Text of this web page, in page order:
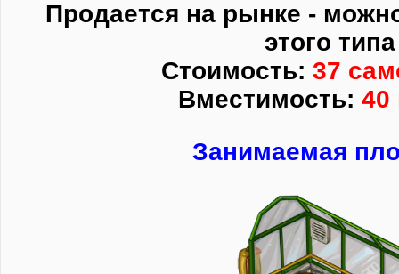
Продается на рынке -
этого типа
Стоимость: 37
Вместимость: 40
Занимаемая